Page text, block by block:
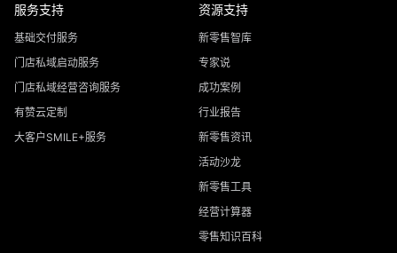
服务支持
基础交付服务
门店私域启动服务
门店私域经营咨询服务
有赞云定制
大客户SMILE+服务
资源支持
新零售智库
专家说
成功案例
行业报告
新零售资讯
活动沙龙
新零售工具
经营计算器
零售知识百科